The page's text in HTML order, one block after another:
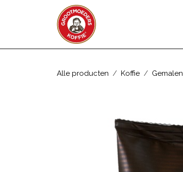
Overslaan naar inhoud
Alle producten Koffie Gemalen